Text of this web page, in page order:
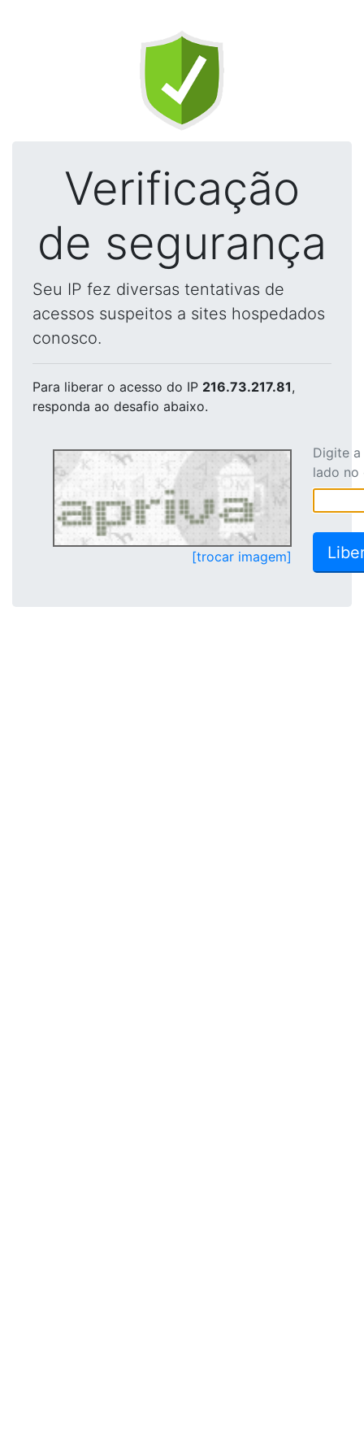
Verificação
de segurança
Seu IP fez diversas tentativas de
acessos suspeitos a sites hospedados
conosco.
Para liberar o acesso do IP 216.73.217.81,
responda ao desafio abaixo.
[trocar imagem]
Digite
lado no